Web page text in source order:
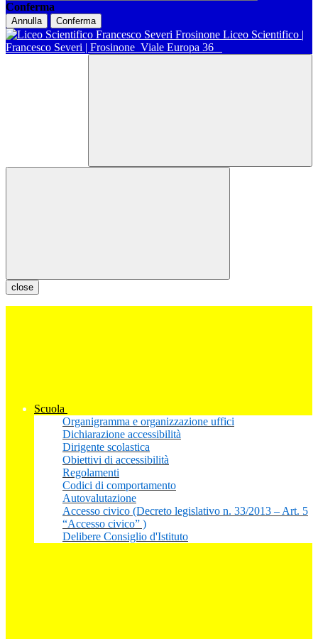
Conferma
Annulla Conferma
Liceo Scientifico |
Francesco Severi | Frosinone Viale Europa 36
close
Scuola
Organigramma e organizzazione uffici
Dichiarazione accessibilità
Dirigente scolastica
Obiettivi di accessibilità
Regolamenti
Codici di comportamento
Autovalutazione
Accesso civico (Decreto legislativo n. 33/2013 – Art. 5
“Accesso civico” )
Delibere Consiglio d'Istituto